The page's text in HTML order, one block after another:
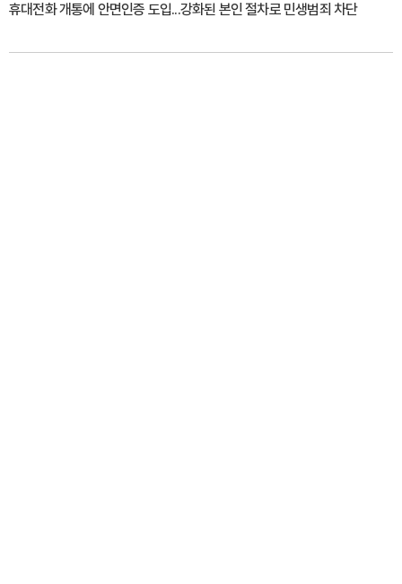
휴대전화 개통에 안면인증 도입...강화된 본인 절차로 민생범죄 차단